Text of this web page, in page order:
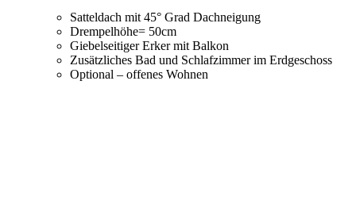
Satteldach mit 45° Grad Dachneigung
Drempelhöhe= 50cm
Giebelseitiger Erker mit Balkon
Zusätzliches Bad und Schlafzimmer im Erdgeschoss
Optional – offenes Wohnen